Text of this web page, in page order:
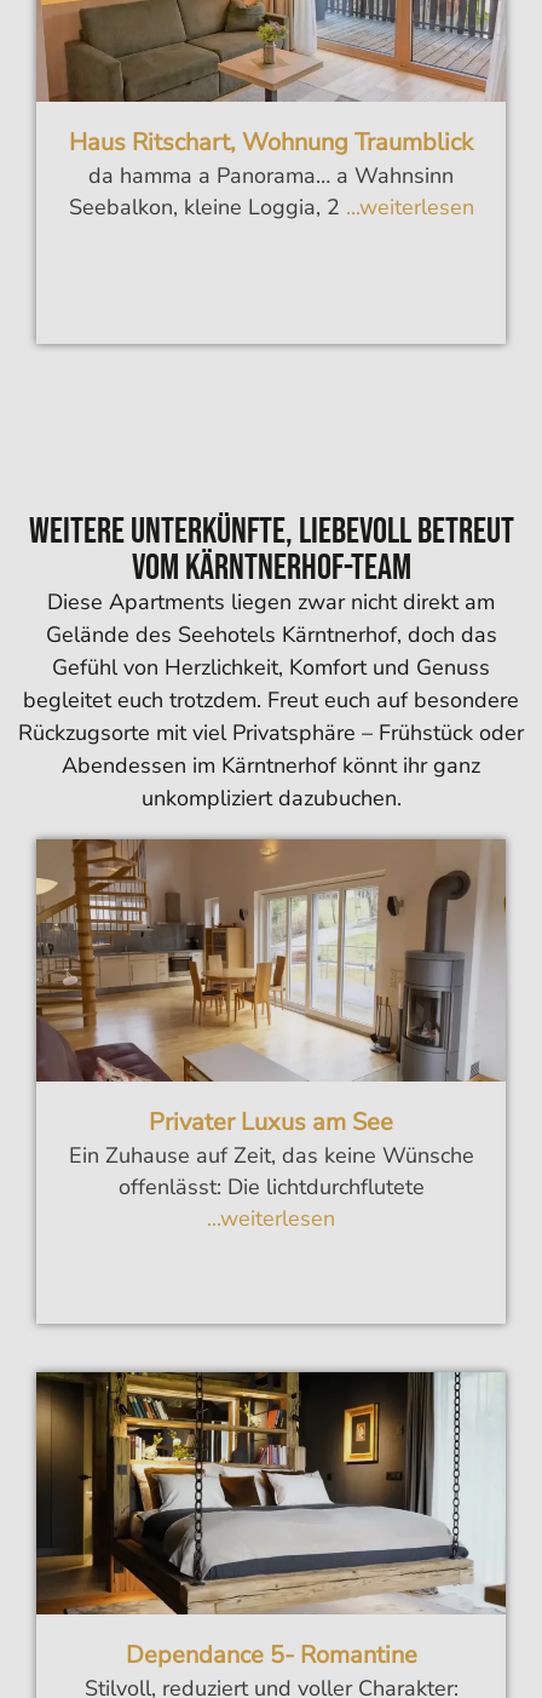
Haus Ritschart, Wohnung Traumblick
da hamma a Panorama… a Wahnsinn
Seebalkon, kleine Loggia, 2 ...weiterlesen
Weitere Unterkünfte, liebevoll betreut
vom Kärntnerhof-Team
Diese Apartments liegen zwar nicht direkt am
Gelände des Seehotels Kärntnerhof, doch das
Gefühl von Herzlichkeit, Komfort und Genuss
begleitet euch trotzdem. Freut euch auf besondere
Rückzugsorte mit viel Privatsphäre – Frühstück oder
Abendessen im Kärntnerhof könnt ihr ganz
unkompliziert dazubuchen.
Privater Luxus am See
Ein Zuhause auf Zeit, das keine Wünsche
offenlässt: Die lichtdurchflutete
...weiterlesen
Dependance 5- Romantine
Stilvoll, reduziert und voller Charakter: